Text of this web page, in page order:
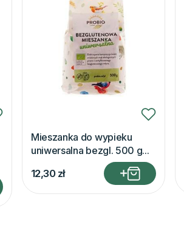
Mieszanka do wypieku
uniwersalna bezgl. 500 g...
12,30 zł